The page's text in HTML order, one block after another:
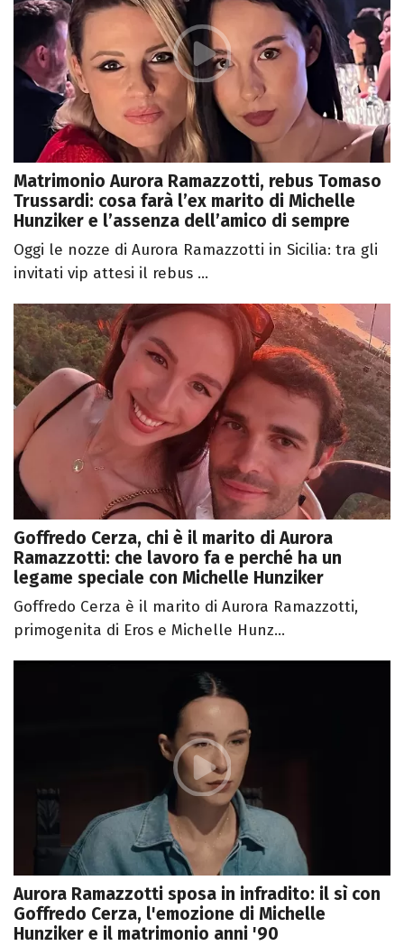
Matrimonio Aurora Ramazzotti, rebus Tomaso
Trussardi: cosa farà l’ex marito di Michelle
Hunziker e l’assenza dell’amico di sempre
Oggi le nozze di Aurora Ramazzotti in Sicilia: tra gli
invitati vip attesi il rebus ...
Goffredo Cerza, chi è il marito di Aurora
Ramazzotti: che lavoro fa e perché ha un
legame speciale con Michelle Hunziker
Goffredo Cerza è il marito di Aurora Ramazzotti,
primogenita di Eros e Michelle Hunz...
Aurora Ramazzotti sposa in infradito: il sì con
Goffredo Cerza, l'emozione di Michelle
Hunziker e il matrimonio anni '90